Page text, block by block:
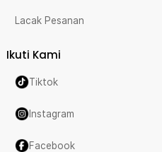
Lacak Pesanan
Ikuti Kami
Tiktok
Instagram
Facebook